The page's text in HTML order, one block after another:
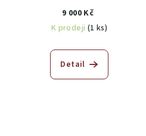
9 000 Kč
K prodeji (1 ks)
Detail